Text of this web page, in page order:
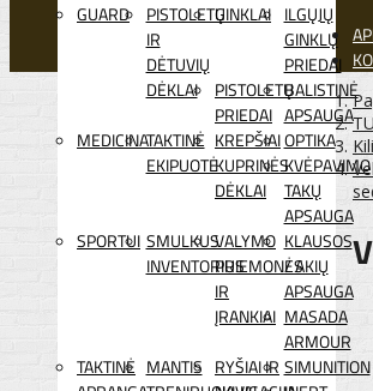
GUARD
PISTOLETŲ
IR
DĖTUVIŲ
DĖKLAI
GINKLAI ILGŲJŲ
GINKLŲ
PRIEDAI
PISTOLETŲ
PRIEDAI
BALISTINĖ
APSAUGA
MEDICINATAKTINĖ
EKIPUOTĖ
KREPŠIAI
KUPRINĖS
DĖKLAI
OPTIKA
KVĖPAVIMO
TAKŲ
APSAUGA
SPORTUI SMULKUS
INVENTORIUS
VALYMO
PRIEMONĖS
IR
ĮRANKIAI
KLAUSOS
/ AKIŲ
APSAUGA
MASADA
ARMOUR
TAKTINĖ MANTIS RYŠIAI IR SIMUNITION